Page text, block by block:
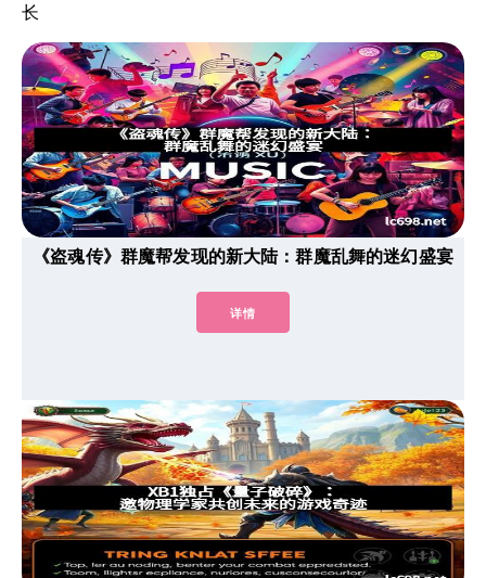
长
《盗魂传》群魔帮发现的新大陆：群魔乱舞的迷幻盛宴
详情